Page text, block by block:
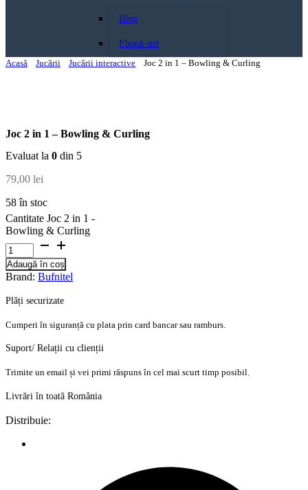
Blog
Ebook-uri
Acasă
Jucării Jucării interactive Joc 2 in 1 – Bowling & Curling
Joc 2 in 1 – Bowling & Curling
Evaluat la 0 din 5
79,00 lei
58 în stoc
Cantitate Joc 2 in 1 -
Bowling & Curling
Adaugă în coș
Brand: Bufnitel
Plăți securizate
Cumperi în siguranță cu plata prin card bancar sau ramburs.
Suport/ Relații cu clienții
Trimite un email și vei primi răspuns în cel mai scurt timp posibil.
Livrări în toată România
Distribuie: